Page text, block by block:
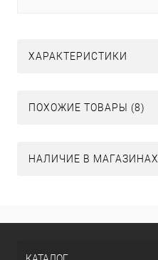
ХАРАКТЕРИСТИКИ
ПОХОЖИЕ ТОВАРЫ (8)
НАЛИЧИЕ В МАГАЗИНАХ